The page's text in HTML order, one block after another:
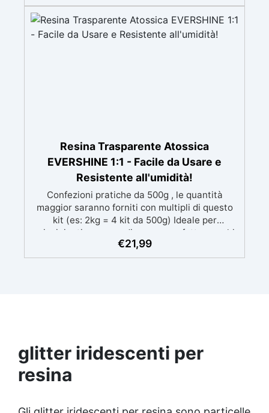
in 12-24h garantendo una superficie lucida e
brillante
Resina Trasparente Atossica
EVERSHINE 1:1 - Facile da Usare e
Resistente all'umidità!
Confezioni pratiche da 500g , le quantità
maggior saranno forniti con multipli di questo
kit (es: 2kg = 4 kit da 500g) Ideale per
principianti: a prova di errore, perfetta per chi
inizia. Sempre lucida: garantisce una finitura
brillante e uniforme in ogni condizione.
€21,99
glitter iridescenti per
resina